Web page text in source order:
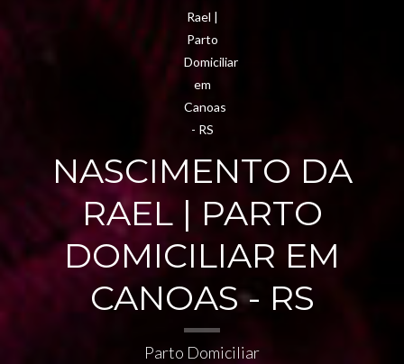
NASCIMENTO DA
RAEL | PARTO
DOMICILIAR EM
CANOAS - RS
Parto Domiciliar